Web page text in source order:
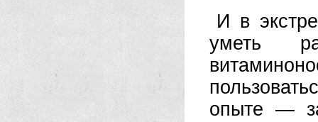
И в
уметь
опыте —